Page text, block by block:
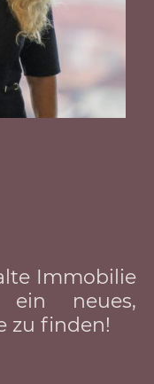
Immobilie
neues,
zu finden!